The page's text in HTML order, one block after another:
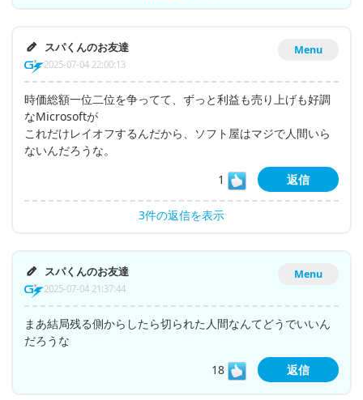
Menu
スパくんのお友達
2025-07-04 22:00:13
時価総額一位二位を争ってて、ずっと利益も売り上げも好調
なMicrosoftが
これだけレイオフするんだから、ソフト屋はマジで人間いら
ないんだろうな。
1
返信
3件の返信を表示
Menu
スパくんのお友達
2025-07-04 21:37:44
まあ結局残る側からしたら切られた人間なんてどうでいいん
だろうな
18
返信